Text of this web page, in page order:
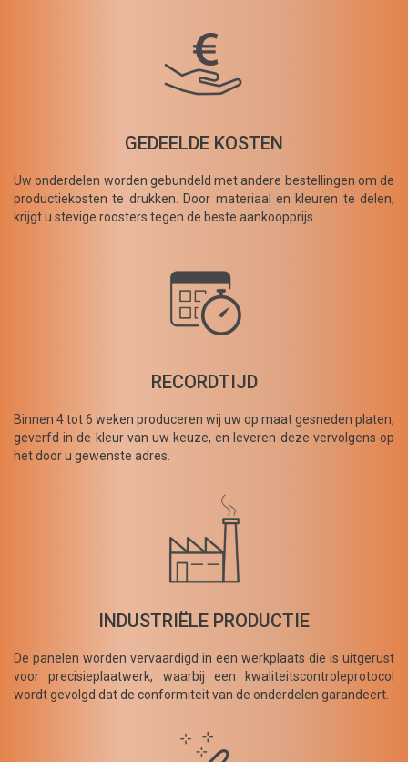
GEDEELDE KOSTEN
Uw onderdelen worden gebundeld met andere bestellingen om de
productiekosten te drukken. Door materiaal en kleuren te delen,
krijgt u stevige roosters tegen de beste aankoopprijs.
RECORDTIJD
Binnen 4 tot 6 weken produceren wij uw op maat gesneden platen,
geverfd in de kleur van uw keuze, en leveren deze vervolgens op
het door u gewenste adres.
INDUSTRIËLE PRODUCTIE
De panelen worden vervaardigd in een werkplaats die is uitgerust
voor precisieplaatwerk, waarbij een kwaliteitscontroleprotocol
wordt gevolgd dat de conformiteit van de onderdelen garandeert.